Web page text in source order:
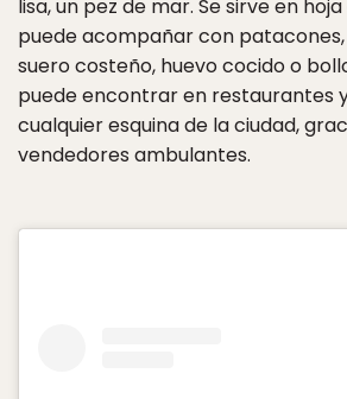
lisa, un pez de mar. Se sirve en
puede acompañar con
suero costeño, huevo cocido o
puede encontrar en restaurantes
cualquier esquina de la ciudad,
vendedores ambulantes.